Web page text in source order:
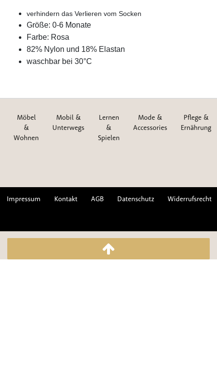
verhindern das Verlieren vom Socken
Größe: 0-6 Monate
Farbe: Rosa
82% Nylon und 18% Elastan
waschbar bei 30°C
Möbel
&
Wohnen
Mobil &
Unterwegs
Lernen
&
Spielen
Mode &
Accessories
Pflege &
Ernährung
Impressum Kontakt AGB Datenschutz Widerrufsrecht